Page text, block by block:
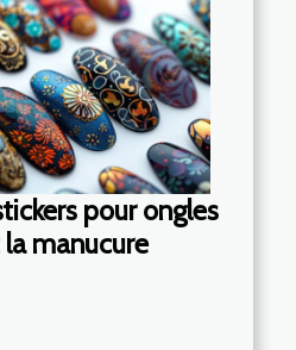
pour ongles
manucure